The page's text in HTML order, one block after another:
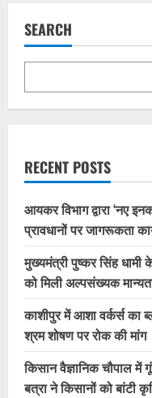
SEARCH
RECENT POSTS
आयकर विभाग द्वारा ‘नए
प्रावधानों पर जागरूकता
मुख्यमंत्री पुष्कर सिंह
को मिली अल्पसंख्यक
काशीपुर में आशा वर्कर्स का
श्रम शोषण पर रोक की मांग
किसान वैज्ञानिक चौपाल में
बत्रा ने किसानों को बांटी